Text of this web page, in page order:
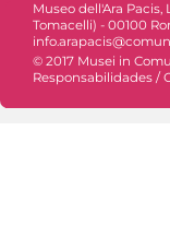
Museo dell'Ara
Tomacelli) - 00100
© 2017 Musei in
Responsabilidades /